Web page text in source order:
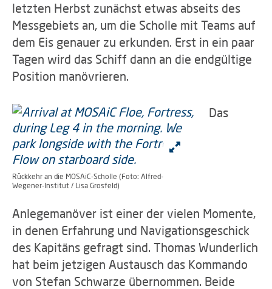
letzten Herbst zunächst etwas abseits des
Messgebiets an, um die Scholle mit Teams auf
dem Eis genauer zu erkunden. Erst in ein paar
Tagen wird das Schiff dann an die endgültige
Position manövrieren.
Rückkehr an die MOSAiC-Scholle (Foto: Alfred-
Wegener-Institut / Lisa Grosfeld)
Das
Anlegemanöver ist einer der vielen Momente,
in denen Erfahrung und Navigationsgeschick
des Kapitäns gefragt sind. Thomas Wunderlich
hat beim jetzigen Austausch das Kommando
von Stefan Schwarze übernommen. Beide